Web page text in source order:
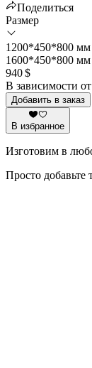
Поделиться
Размер
1200*450*800 мм
1600*450*800 мм
940 $
В зависимости
Добавить в заказ
В избранное
Изготовим в
Просто добавьте